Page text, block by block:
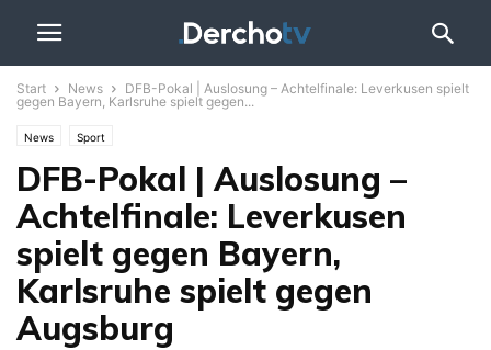
Start News
DFB-Pokal | Auslosung – Achtelfinale: Leverkusen spielt
gegen Bayern, Karlsruhe spielt gegen...
News Sport
DFB-Pokal | Auslosung –
Achtelfinale: Leverkusen
spielt gegen Bayern,
Karlsruhe spielt gegen
Augsburg